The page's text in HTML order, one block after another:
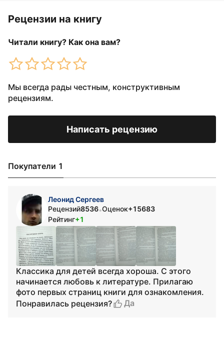
Рецензии на книгу
Читали книгу? Как она вам?
Мы всегда рады честным, конструктивным
рецензиям.
Написать рецензию
Покупатели 1
Леонид Сергеев
Рецензий8536•Оценок+15683
Рейтинг+1
Классика для детей всегда хороша. С этого
начинается любовь к литературе. Прилагаю
фото первых страниц книги для ознакомления.
Понравилась рецензия?
Да